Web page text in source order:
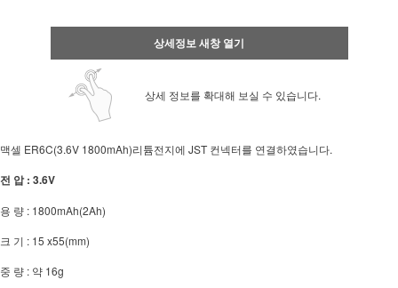
상세정보 새창 열기
상세 정보를 확대해 보실 수 있습니다.
맥셀 ER6C(3.6V 1800mAh)리튬전지에 JST 컨넥터를 연결하였습니다.
전 압 : 3.6V
용 량 : 1800mAh(2Ah)
크 기 : 15 x55(mm)
중 량 : 약 16g